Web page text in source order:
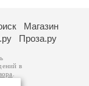
Магазин
Проза.ру
в